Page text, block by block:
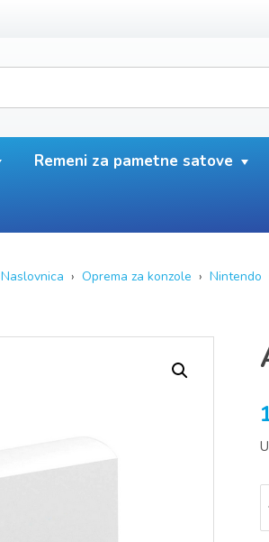
Remeni za pametne satove
Naslovnica › Oprema za konzole › Nintendo